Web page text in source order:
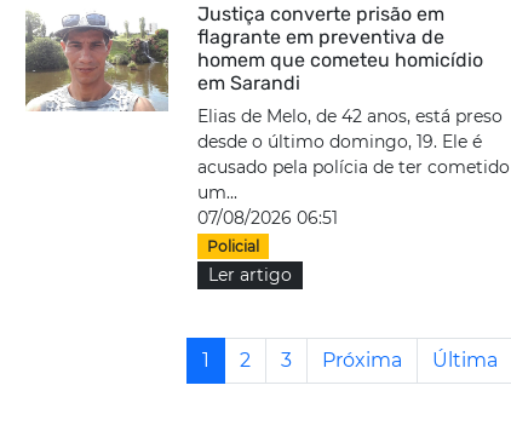
Justiça converte prisão em
flagrante em preventiva de
homem que cometeu homicídio
em Sarandi
Elias de Melo, de 42 anos, está preso
desde o último domingo, 19. Ele é
acusado pela polícia de ter cometido
um...
07/08/2026 06:51
Policial
Ler artigo
1 2 3 Próxima Última